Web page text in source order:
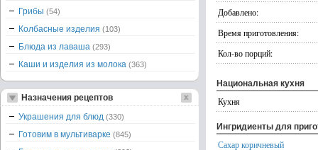
Добавлено:
Время приготовления:
Кол-во порций:
Национальная кухня
Кухня
Ингридиенты для
Сахар коричневый
Грибы (54)
Колбасные изделия (103)
Блюда из лаваша (293)
Каши и изделия из молока (363)
Назначения рецептов
Украшения для блюд (330)
Готовим в мультиварке (845)